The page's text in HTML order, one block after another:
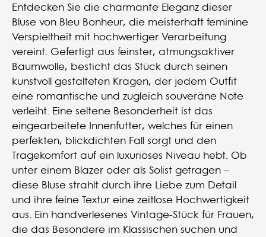
Entdecken Sie die charmante Eleganz dieser
Bluse von Bleu Bonheur, die meisterhaft feminine
Verspieltheit mit hochwertiger Verarbeitung
vereint. Gefertigt aus feinster, atmungsaktiver
Baumwolle, besticht das Stück durch seinen
kunstvoll gestalteten Kragen, der jedem Outfit
eine romantische und zugleich souveräne Note
verleiht. Eine seltene Besonderheit ist das
eingearbeitete Innenfutter, welches für einen
perfekten, blickdichten Fall sorgt und den
Tragekomfort auf ein luxuriöses Niveau hebt. Ob
unter einem Blazer oder als Solist getragen –
diese Bluse strahlt durch ihre Liebe zum Detail
und ihre feine Textur eine zeitlose Hochwertigkeit
aus. Ein handverlesenes Vintage-Stück für Frauen,
die das Besondere im Klassischen suchen und